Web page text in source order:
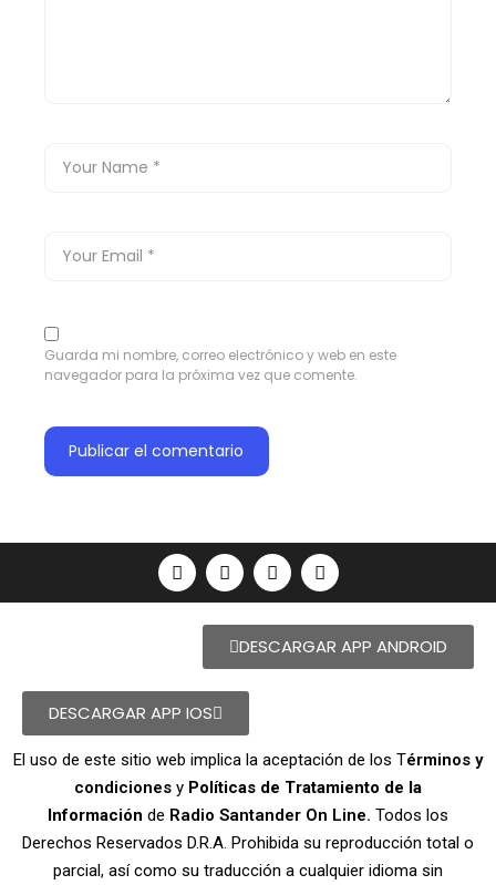
Guarda mi nombre, correo electrónico y web en este
navegador para la próxima vez que comente.
DESCARGAR APP ANDROID
DESCARGAR APP IOS
El uso de este sitio web implica la aceptación de los Términos y
condiciones y Políticas de Tratamiento de la
Información de Radio Santander On Line. Todos los
Derechos Reservados D.R.A. Prohibida su reproducción total o
parcial, así como su traducción a cualquier idioma sin